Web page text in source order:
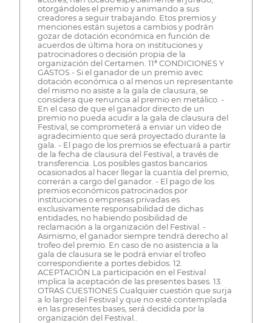
otorgándoles el premio y animando a sus
creadores a seguir trabajando. Etos premios y
menciones están sujetos a cambios y podrán
gozar de dotación económica en función de
acuerdos de última hora on instituciones y
patrocinadores o decisión propia de la
organización del Certamen. 11ª CONDICIONES Y
GASTOS - Si el ganador de un premio avec
dotación económica o al menos un representante
del mismo no asiste a la gala de clausura, se
considera que renuncia al premio en metálico. -
En el caso de que el ganador directo de un
premio no pueda acudir a la gala de clausura del
Festival, se comprometerá a enviar un vídeo de
agradecimiento que será proyectado durante la
gala. - El pago de los premios se efectuará a partir
de la fecha de clausura del Festival, a través de
transferencia. Los posibles gastos bancarios
ocasionados al hacer llegar la cuantía del premio,
correrán a cargo del ganador. - El pago de los
premios económicos patrocinados por
instituciones o empresas privadas es
exclusivamente responsabilidad de dichas
entidades, no habiendo posibilidad de
reclamación a la organización del Festival. -
Asimismo, el ganador siempre tendrá derecho al
trofeo del premio. En caso de no asistencia a la
gala de clausura se le podrá enviar el trofeo
correspondiente a portes debidos. 12.
ACEPTACIÓN La participación en el Festival
implica la aceptación de las presentes bases. 13.
OTRAS CUESTIONES Cualquier cuestión que surja
a lo largo del Festival y que no esté contemplada
en las presentes bases, será decidida por la
organización del Festival..